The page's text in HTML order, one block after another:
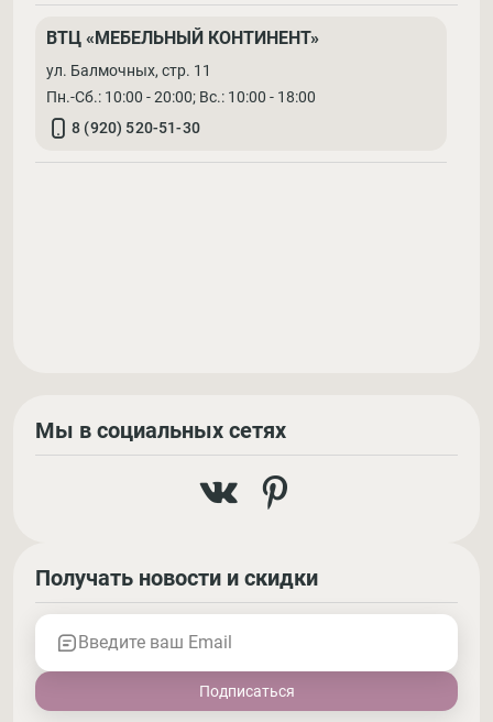
ВТЦ «МЕБЕЛЬНЫЙ КОНТИНЕНТ»
ул. Балмочных, стр. 11
Пн.-Сб.: 10:00 - 20:00; Вс.: 10:00 - 18:00
8 (920) 520-51-30
Мы в социальных сетях
Получать новости и скидки
Введите ваш Email